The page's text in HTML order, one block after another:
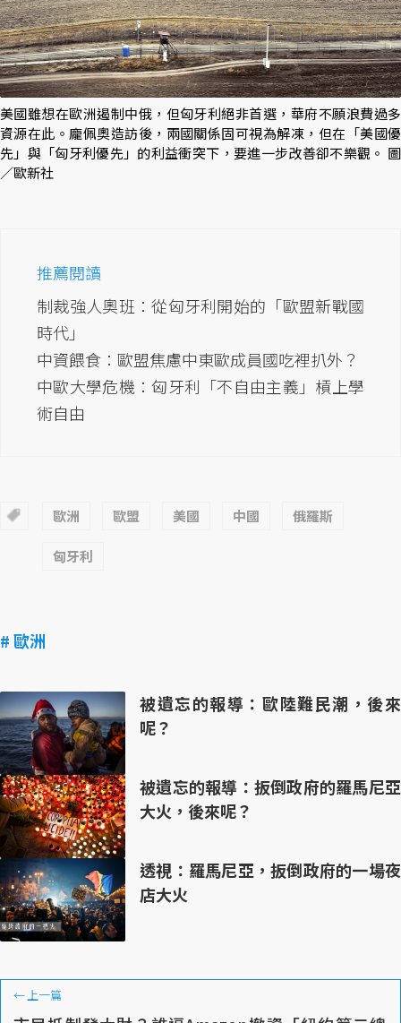
美國雖想在歐洲遏制中俄，但匈牙利絕非首選，華府不願浪費過多
資源在此。龐佩奧造訪後，兩國關係固可視為解凍，但在「美國優
先」與「匈牙利優先」的利益衝突下，要進一步改善卻不樂觀。 圖
／歐新社
推薦閱讀
制裁強人奧班：從匈牙利開始的「歐盟新戰國
時代」
中資餵食：歐盟焦慮中東歐成員國吃裡扒外？
中歐大學危機：匈牙利「不自由主義」槓上學
術自由
歐洲 歐盟 美國 中國 俄羅斯
匈牙利
# 歐洲
被遺忘的報導：歐陸難民潮，後來
呢？
被遺忘的報導：扳倒政府的羅馬尼亞
大火，後來呢？
透視：羅馬尼亞，扳倒政府的一場夜
店大火
← 上一篇